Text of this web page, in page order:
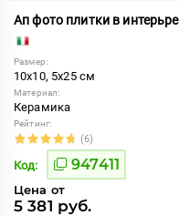
Ап фото плитки в интерьре
Размер:
10x10, 5x25 см
Материал:
Керамика
Рейтинг:
(6)
Код: 947411
Цена от
5 381 руб.